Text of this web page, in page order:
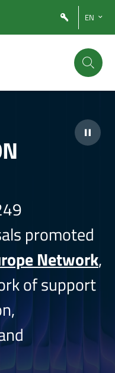
EN
promoted
Network,
of support